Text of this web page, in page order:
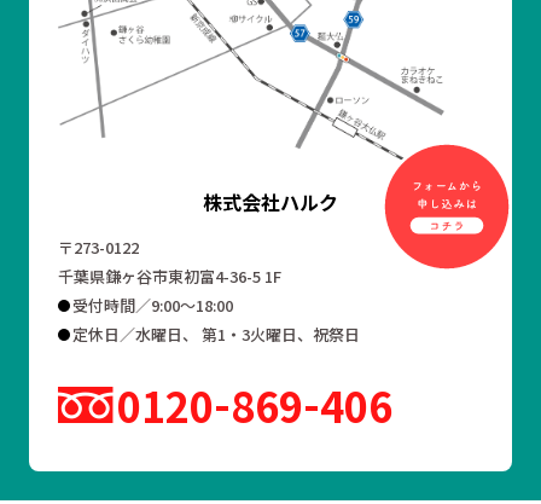
株式会社ハルク
〒273-0122
千葉県鎌ヶ谷市東初富4-36-5 1F
受付時間／9:00～18:00
定休日／水曜日、 第1・3火曜日、祝祭日
0120 869 406